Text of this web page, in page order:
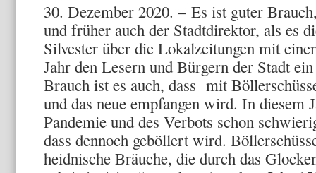
30. Dezember 2020. – Es ist guter
und früher auch der Stadtdirektor, als es
Silvester über die Lokalzeitungen mit
Jahr den Lesern und Bürgern der Stadt
Brauch ist es auch, dass mit
und das neue empfangen wird. In diesem
Pandemie und des Verbots schon
dass dennoch geböllert wird.
heidnische Bräuche, die durch das